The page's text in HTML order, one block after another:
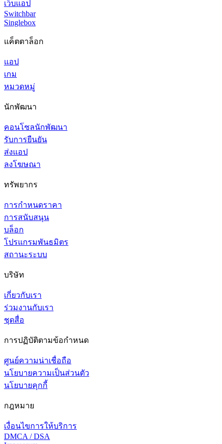
เว็บแอป
Switchbar
Singlebox
แค็ตตาล็อก
แอป
เกม
หมวดหมู่
นักพัฒนา
คอนโซลนักพัฒนา
รับการยืนยัน
ส่งแอป
ลงโฆษณา
ทรัพยากร
การกำหนดราคา
การสนับสนุน
บล็อก
โปรแกรมพันธมิตร
สถานะระบบ
บริษัท
เกี่ยวกับเรา
ร่วมงานกับเรา
ชุดสื่อ
การปฏิบัติตามข้อกำหนด
ศูนย์ความน่าเชื่อถือ
นโยบายความเป็นส่วนตัว
นโยบายคุกกี้
กฎหมาย
เงื่อนไขการให้บริการ
DMCA / DSA